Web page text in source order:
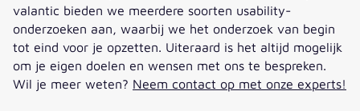
valantic bieden we meerdere soorten usability-
onderzoeken aan, waarbij we het onderzoek van begin
tot eind voor je opzetten. Uiteraard is het altijd mogelijk
om je eigen doelen en wensen met ons te bespreken.
Wil je meer weten? Neem contact op met onze experts!